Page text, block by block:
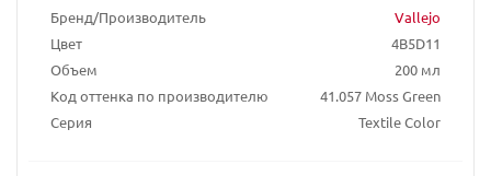
Бренд/Производитель
Vallejo
Цвет
4B5D11
Объем
200 мл
Код оттенка по производителю
41.057 Moss Green
Серия
Textile Color